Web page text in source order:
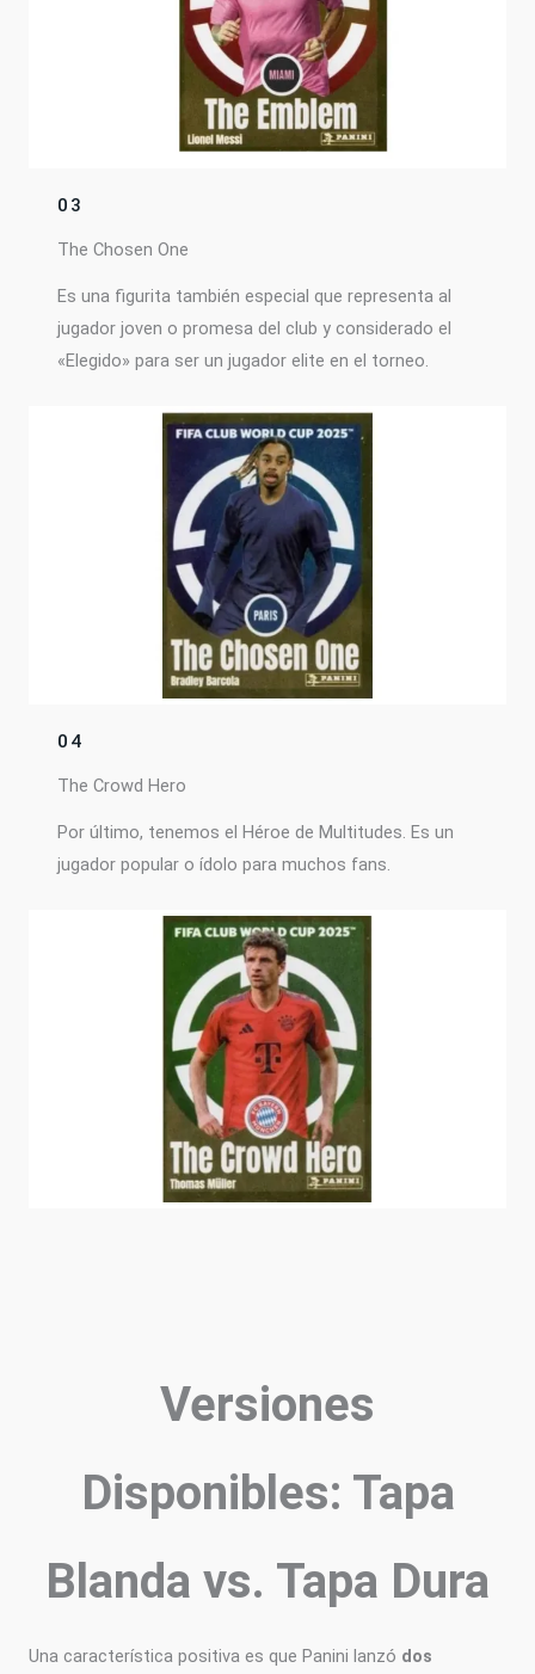
03
The Chosen One
Es una figurita también especial que representa al
jugador joven o promesa del club y considerado el
«Elegido» para ser un jugador elite en el torneo.
04
The Crowd Hero
Por último, tenemos el Héroe de Multitudes. Es un
jugador popular o ídolo para muchos fans.
Versiones
Disponibles: Tapa
Blanda vs. Tapa Dura
Una característica positiva es que Panini lanzó dos